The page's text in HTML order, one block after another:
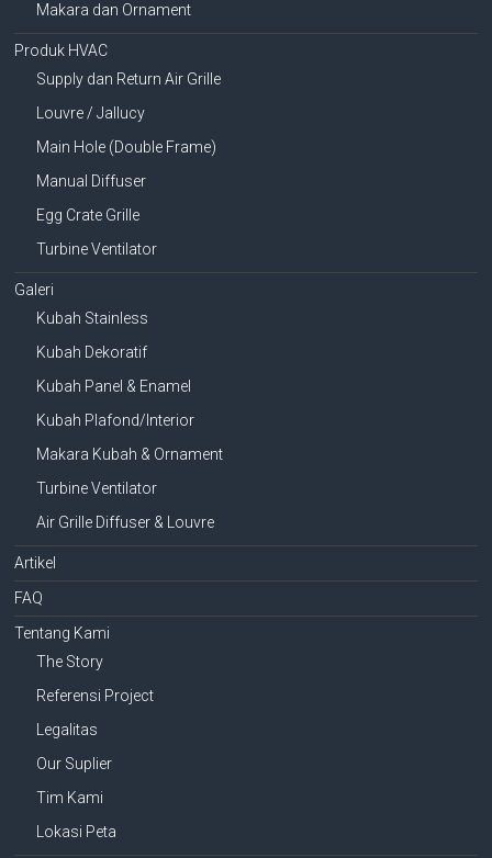
Makara dan Ornament
Produk HVAC
Supply dan Return Air Grille
Louvre / Jallucy
Main Hole (Double Frame)
Manual Diffuser
Egg Crate Grille
Turbine Ventilator
Galeri
Kubah Stainless
Kubah Dekoratif
Kubah Panel & Enamel
Kubah Plafond/Interior
Makara Kubah & Ornament
Turbine Ventilator
Air Grille Diffuser & Louvre
Artikel
FAQ
Tentang Kami
The Story
Referensi Project
Legalitas
Our Suplier
Tim Kami
Lokasi Peta